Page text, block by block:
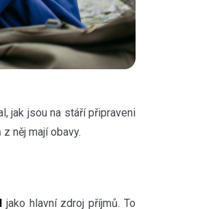
jak jsou na stáří připraveni
něj mají obavy.
jako hlavní zdroj příjmů. To